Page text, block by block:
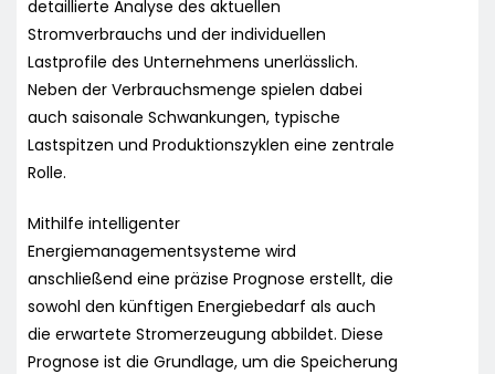
detaillierte Analyse des aktuellen
Stromverbrauchs und der individuellen
Lastprofile des Unternehmens unerlässlich.
Neben der Verbrauchsmenge spielen dabei
auch saisonale Schwankungen, typische
Lastspitzen und Produktionszyklen eine zentrale
Rolle.
Mithilfe intelligenter
Energiemanagementsysteme wird
anschließend eine präzise Prognose erstellt, die
sowohl den künftigen Energiebedarf als auch
die erwartete Stromerzeugung abbildet. Diese
Prognose ist die Grundlage, um die Speicherung